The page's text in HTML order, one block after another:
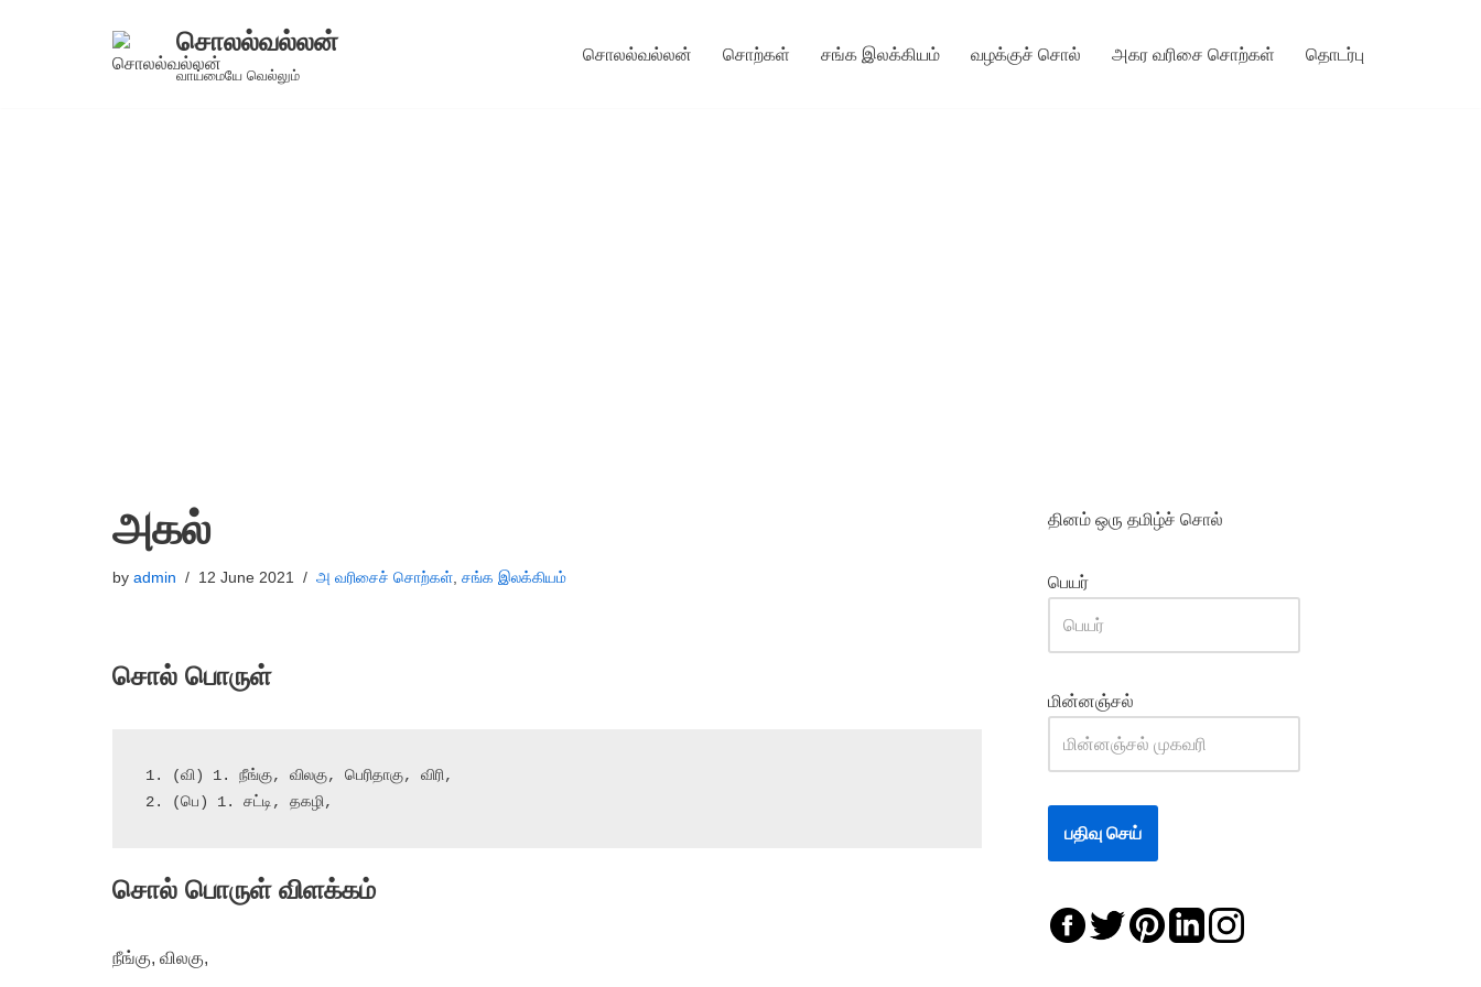
சொலல்வல்லன்
வாய்மையே வெல்லும்
சொலல்வல்லன் சொற்கள் சங்க இலக்கியம் வழக்குச் சொல் அகர வரிசை சொற்கள் தொடர்பு
அகல்
by admin 12 June 2021 அ வரிசைச் சொற்கள் சங்க இலக்கியம்
சொல் பொருள்
1. (வி) 1. நீங்கு, விலகு, பெரிதாகு, விரி,
2. (பெ) 1. சட்டி, தகழி,
சொல் பொருள் விளக்கம்
நீங்கு, விலகு,
தினம் ஒரு தமிழ்ச் சொல்
பெயர்
மின்னஞ்சல்